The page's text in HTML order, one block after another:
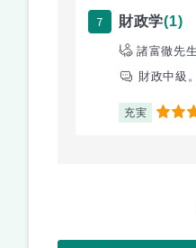
7 財政学(1)
諸富徹先生
財政中級
充実 5